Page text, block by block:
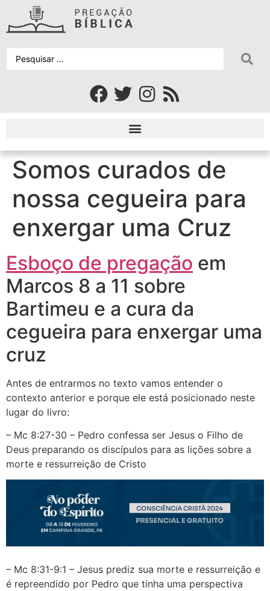
Somos curados de
nossa cegueira para
enxergar uma Cruz
Esboço de pregação em
Marcos 8 a 11 sobre
Bartimeu e a cura da
cegueira para enxergar uma
cruz
Antes de entrarmos no texto vamos entender o
contexto anterior e porque ele está posicionado neste
lugar do livro:
– Mc 8:27-30 – Pedro confessa ser Jesus o Filho de
Deus preparando os discípulos para as lições sobre a
morte e ressurreição de Cristo
– Mc 8:31-9:1 – Jesus prediz sua morte e ressurreição e
é repreendido por Pedro que tinha uma perspectiva